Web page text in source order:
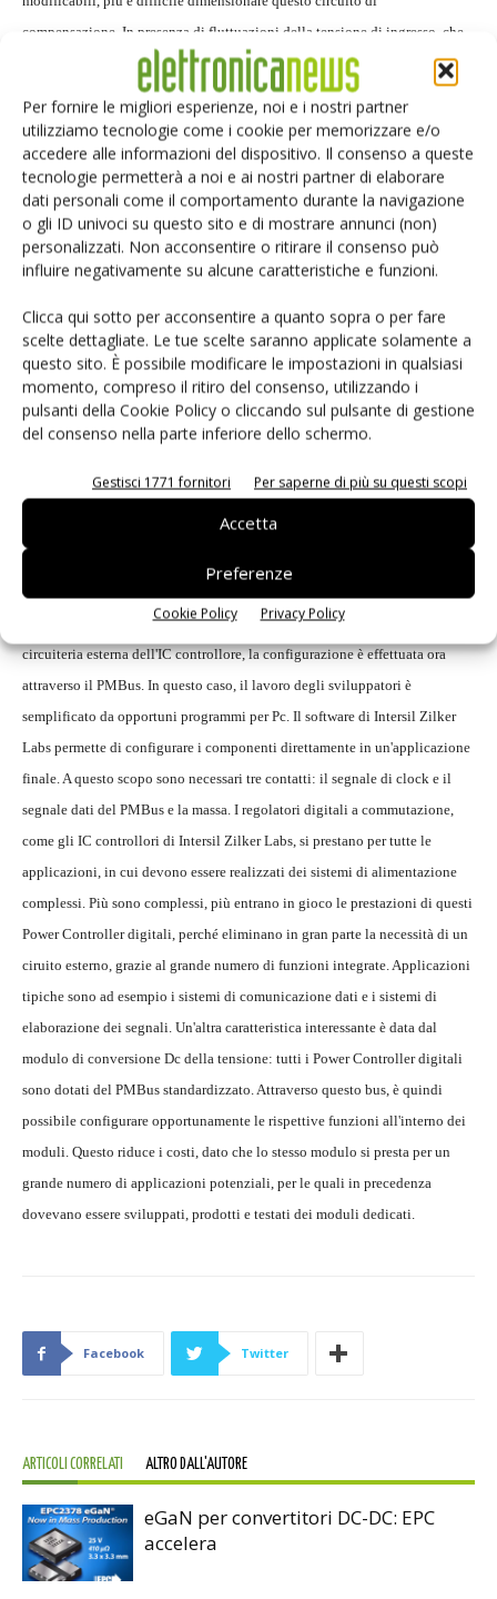
Per fornire le migliori esperienze, noi e i nostri partner
utilizziamo tecnologie come i cookie per memorizzare e/o
accedere alle informazioni del dispositivo. Il consenso a queste
tecnologie permetterà a noi e ai nostri partner di elaborare
dati personali come il comportamento durante la navigazione
o gli ID univoci su questo sito e di mostrare annunci (non)
personalizzati. Non acconsentire o ritirare il consenso può
influire negativamente su alcune caratteristiche e funzioni.
Clicca qui sotto per acconsentire a quanto sopra o per fare
scelte dettagliate. Le tue scelte saranno applicate solamente a
questo sito. È possibile modificare le impostazioni in qualsiasi
momento, compreso il ritiro del consenso, utilizzando i
pulsanti della Cookie Policy o cliccando sul pulsante di gestione
del consenso nella parte inferiore dello schermo.
Gestisci 1771 fornitori Per saperne di più su questi scopi
Accetta
Preferenze
Cookie Policy Privacy Policy
compensazione. In presenza di fluttuazioni della tensione di ingresso, che
devono essere compensate, si ha che, ad esempio, la resistenza DC della
bobina cresce, con una maggiore produzione di calore per l'aumento del
carico di corrente. I condensatori in uscita perdono nel tempo la capacità e
così via. Il componente ZL6105 offre la possibilità di trovare
automaticamente la compensazione ottimale - ad ogni accensione,
regolarmente a intervalli di tempo determinati o un'unica volta durante lo
sviluppo o durante il collaudo finale della scheda. Per aumentare
l'efficienza, gli IC Power Controller offrono la possibilità di adeguare in
modo adattativo della frequenza di commutazione e una cosiddetta
"emulazione diodo". Quest'ultima viene attivata solo se fluiscono correnti
di carico di modesta entità. Il Mosfet di potenza inferiore si comporta
quindi come un diodo. La direzione della corrente ruota intorno alla
bobina, il Mosfet è spento e perciò non può più fluire alcuna corrente di
alimentatore con convertitori a commutazione controllati digitalmente si
discosta solo in parte dallo sviluppo dei convertitori controllati in modo
dei Mosfet in uscita. Per contro, per impostare la tensione di uscita, la
soglia per la sovratensione e per la sottotensione, ecc. attraverso la
circuiteria esterna dell'IC controllore, la configurazione è effettuata ora
attraverso il PMBus. In questo caso, il lavoro degli sviluppatori è
semplificato da opportuni programmi per Pc. Il software di Intersil Zilker
Labs permette di configurare i componenti direttamente in un'applicazione
finale. A questo scopo sono necessari tre contatti: il segnale di clock e il
segnale dati del PMBus e la massa. I regolatori digitali a commutazione,
come gli IC controllori di Intersil Zilker Labs, si prestano per tutte le
applicazioni, in cui devono essere realizzati dei sistemi di alimentazione
complessi. Più sono complessi, più entrano in gioco le prestazioni di questi
Power Controller digitali, perché eliminano in gran parte la necessità di un
ciruito esterno, grazie al grande numero di funzioni integrate. Applicazioni
tipiche sono ad esempio i sistemi di comunicazione dati e i sistemi di
elaborazione dei segnali. Un'altra caratteristica interessante è data dal
modulo di conversione Dc della tensione: tutti i Power Controller digitali
sono dotati del PMBus standardizzato. Attraverso questo bus, è quindi
possibile configurare opportunamente le rispettive funzioni all'interno dei
moduli. Questo riduce i costi, dato che lo stesso modulo si presta per un
grande numero di applicazioni potenziali, per le quali in precedenza
dovevano essere sviluppati, prodotti e testati dei moduli dedicati.
Facebook Twitter
ARTICOLI CORRELATI ALTRO DALL'AUTORE
eGaN per convertitori DC-DC: EPC
accelera